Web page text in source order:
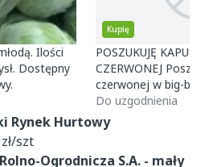
Ilości
Dostępny
Kupię
POSZUKUJĘ
CZERWONEJ Poszukuję kapusty białej i
czerwonej w big-bagach. 📦
samochód ➡️ 50%
kapusta c
Do uzgodnienia
Rynek Hurtowy
szt
Ogrodnicza S.A. - mały